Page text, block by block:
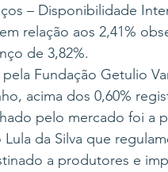
– Disponibilidade
relação aos 2,41%
de 3,82%.
Fundação Getulio
acima dos 0,60%
pelo mercado foi a
da Silva que
a produtores e